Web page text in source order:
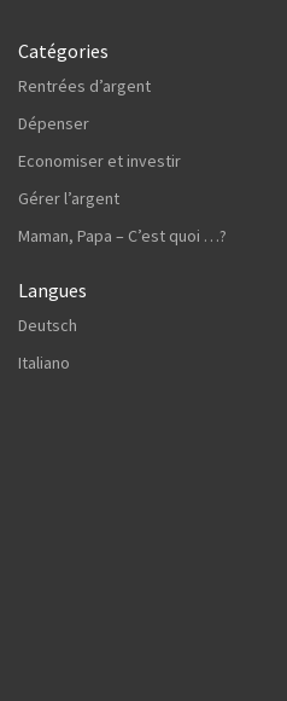
Catégories
Rentrées d’argent
Dépenser
Economiser et investir
Gérer l’argent
Maman, Papa – C’est quoi …?
Langues
Deutsch
Italiano